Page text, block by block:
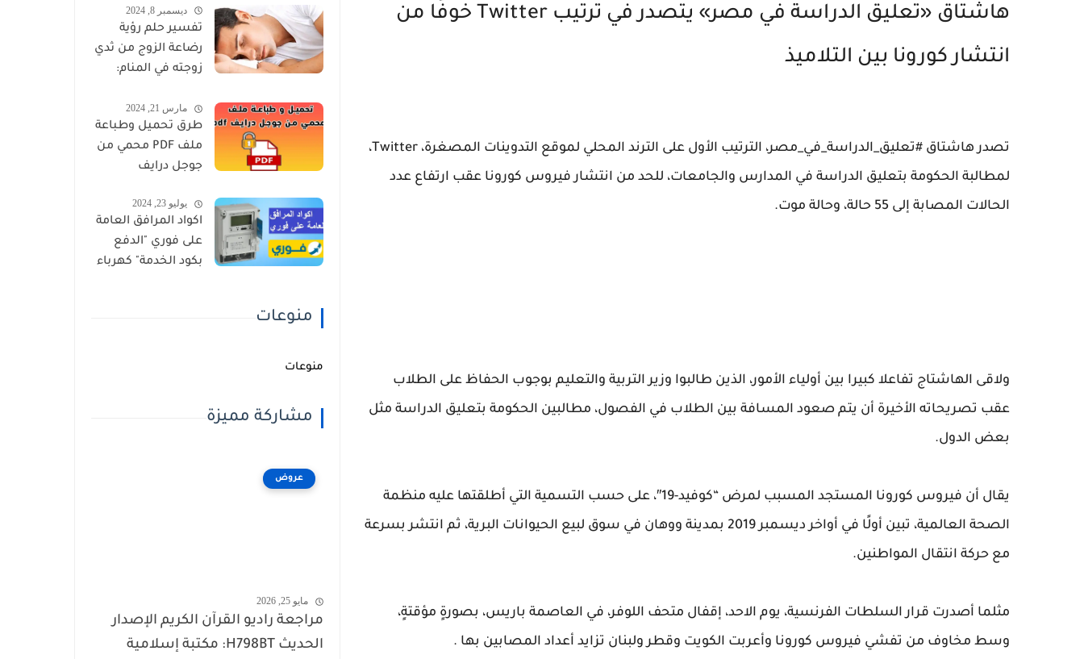
هاشتاق «تعليق الدراسة في مصر» يتصدر في ترتيب Twitter خوفًا من
انتشار كورونا بين التلاميذ
تصدر هاشتاق #تعليق_الدراسة_في_مصر، الترتيب الأول على الترند المحلي لموقع التدوينات المصغرة، Twitter،
لمطالبة الحكومة بتعليق الدراسة في المدارس والجامعات، للحد من انتشار فيروس كورونا عقب ارتفاع عدد
الحالات المصابة إلى 55 حالة، وحالة موت.
ولاقى الهاشتاج تفاعلا كبيرا بين أولياء الأمور، الذين طالبوا وزير التربية والتعليم بوجوب الحفاظ على الطلاب
عقب تصريحاته الأخيرة أن يتم صعود المسافة بين الطلاب في الفصول، مطالبين الحكومة بتعليق الدراسة مثل
بعض الدول.
يقال أن فيروس كورونا المستجد المسبب لمرض “كوفيد-19″، على حسب التسمية التي أطلقتها عليه منظمة
الصحة العالمية، تبين أولًا في أواخر ديسمبر 2019 بمدينة ووهان في سوق لبيع الحيوانات البرية، ثم انتشر بسرعة
مع حركة انتقال المواطنين.
مثلما أصدرت قرار السلطات الفرنسية، يوم الاحد، إقفال متحف اللوفر، في العاصمة باريس، بصورةٍ مؤقتةٍ،
وسط مخاوف من تفشي فيروس كورونا وأعربت الكويت وقطر ولبنان تزايد أعداد المصابين بها .
كاملة برابط واحد
ديسمبر 8, 2024
تفسير حلم رؤية
رضاعة الزوج من ثدي
زوجته في المنام:
والنفسية
مارس 21, 2024
طرق تحميل وطباعة
ملف PDF محمي من
جوجل درايف
يوليو 23, 2024
اكواد المرافق العامة
على فوري "الدفع
بكود الخدمة" كهرباء
منوعات
منوعات
مشاركة مميزة
عروض
مايو 25, 2026
مراجعة راديو القرآن الكريم الإصدار
الحديث H798BT: مكتبة إسلامية